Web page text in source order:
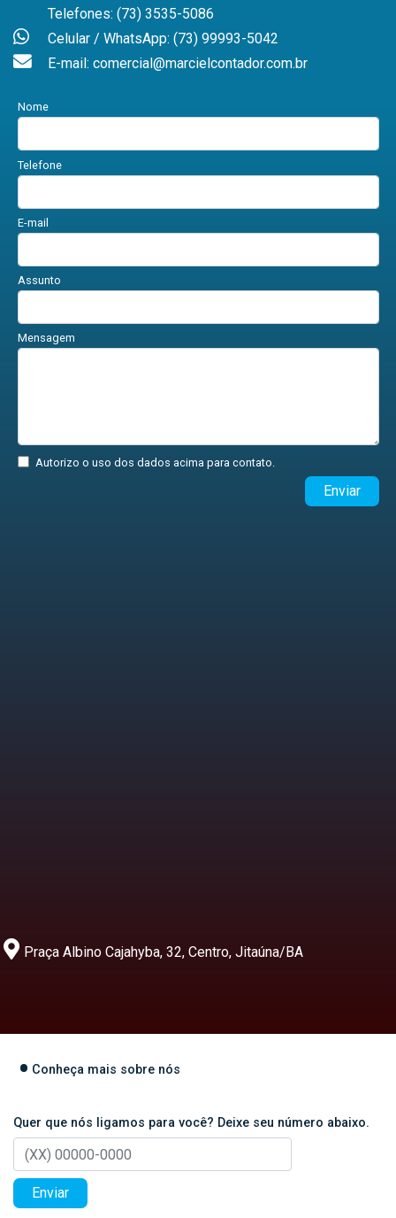
Telefones: (73) 3535-5086
Celular / WhatsApp: (73) 99993-5042
E-mail: comercial@marcielcontador.com.br
Nome
Telefone
E-mail
Assunto
Mensagem
Autorizo o uso dos dados acima para contato.
Enviar
Praça Albino Cajahyba, 32, Centro, Jitaúna/BA
Conheça mais sobre nós
Quer que nós ligamos para você? Deixe seu número abaixo.
Enviar